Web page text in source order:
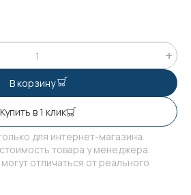
В корзину
Купить в 1 клик
для интернет-магазина.
товара у менеджера.
отличаться от реального